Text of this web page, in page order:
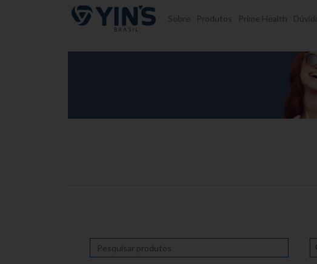
Pular para o conteúdo Sobre Produtos Prime Health